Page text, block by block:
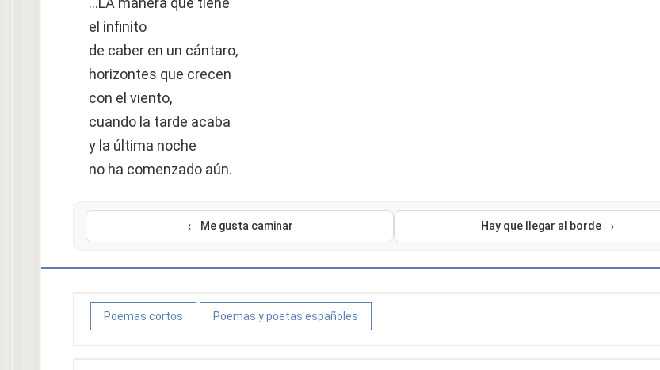
el infinito
de caber en un cántaro,
horizontes que crecen
con el viento,
cuando la tarde acaba
y la última noche
no ha comenzado aún.
← Me gusta caminar Hay que llegar al borde →
Poemas cortos Poemas y poetas españoles